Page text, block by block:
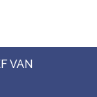
VAN